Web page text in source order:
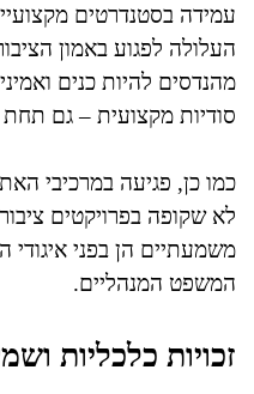
עמידה בסטנדרטים
העלולה לפגוע באמון
מהנדסים להיות כנים
סודיות מקצועית – גם תחת
כמו כן, פגיעה במרכיבי
לא שקופה בפרויקטים
משמעתיים הן בפני
המשפט המנהליים.
זכויות כלכליות